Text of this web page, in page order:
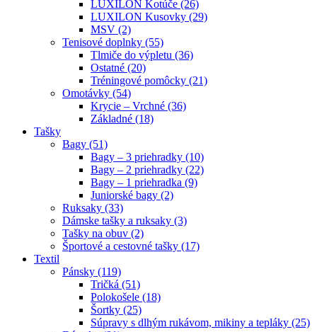
LUXILON Kotúče (26)
LUXILON Kusovky (29)
MSV (2)
Tenisové doplnky (55)
Tlmiče do výpletu (36)
Ostatné (20)
Tréningové pomôcky (21)
Omotávky (54)
Krycie – Vrchné (36)
Základné (18)
Tašky
Bagy (51)
Bagy – 3 priehradky (10)
Bagy – 2 priehradky (22)
Bagy – 1 priehradka (9)
Juniorské bagy (2)
Ruksaky (33)
Dámske tašky a ruksaky (3)
Tašky na obuv (2)
Športové a cestovné tašky (17)
Textil
Pánsky (119)
Tričká (51)
Polokošele (18)
Šortky (25)
Súpravy s dlhým rukávom, mikiny a tepláky (25)